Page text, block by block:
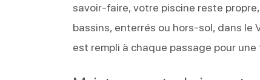
savoir-faire, votre piscine reste
bassins, enterrés ou hors-sol, dans le
est rempli à chaque passage pour